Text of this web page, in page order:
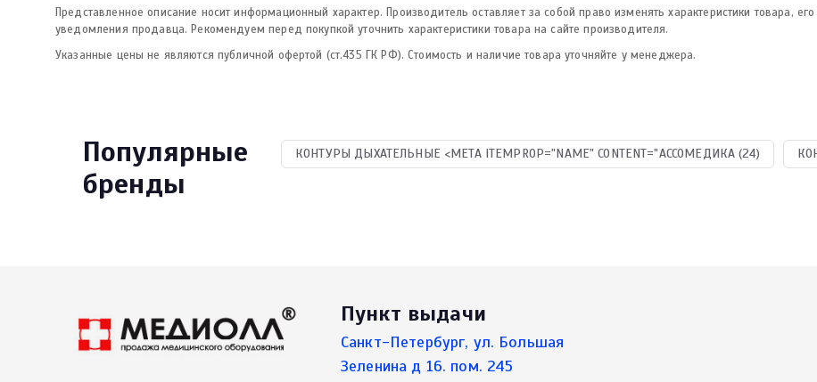
Представленное описание носит информационный характер. Производитель оставляет за собой право изменять характеристики товара,
уведомления продавца. Рекомендуем перед покупкой уточнить характеристики товара на сайте производителя.
Указанные цены не являются публичной офертой (ст.435 ГК РФ). Стоимость и наличие товара уточняйте у менеджера.
Популярные
бренды
КОНТУРЫ ДЫХАТЕЛЬНЫЕ <META ITEMPROP="NAME" CONTENT="АССОМЕДИКА (24)
Пункт выдачи
Санкт-Петербург, ул. Большая
Зеленина д 16. пом. 245